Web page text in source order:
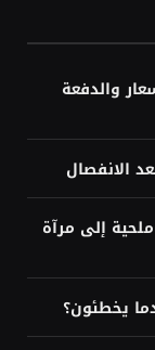
والدفعة
الانفصال
إلى مرآة
يخطئون؟